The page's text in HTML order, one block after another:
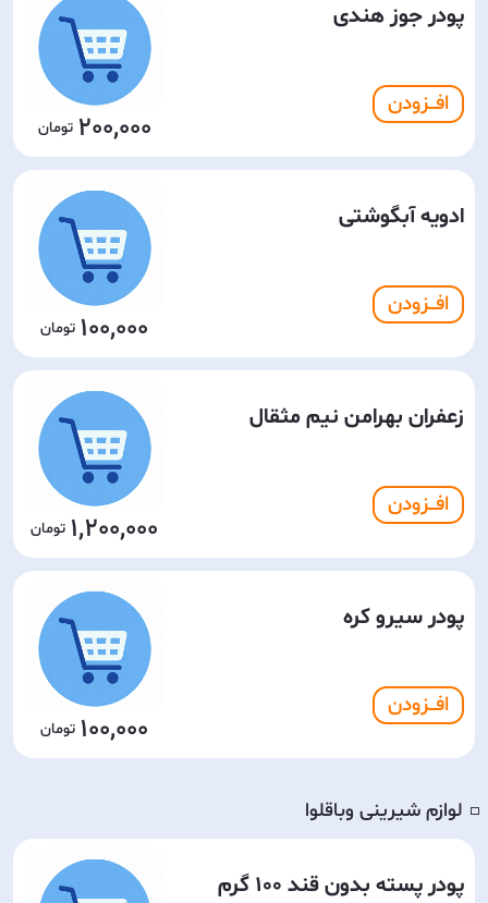
پودر جوز هندی
افـــزودن
200,000
ادویه آبگوشتی
افـــزودن
100,000
زعفران بهرامن نیم مثقال
افـــزودن
1,200,000
پودر سیرو کره
افـــزودن
100,000
◽️ لوازم شیرینی وباقلوا
پودر پسته بدون قند 100 گرم